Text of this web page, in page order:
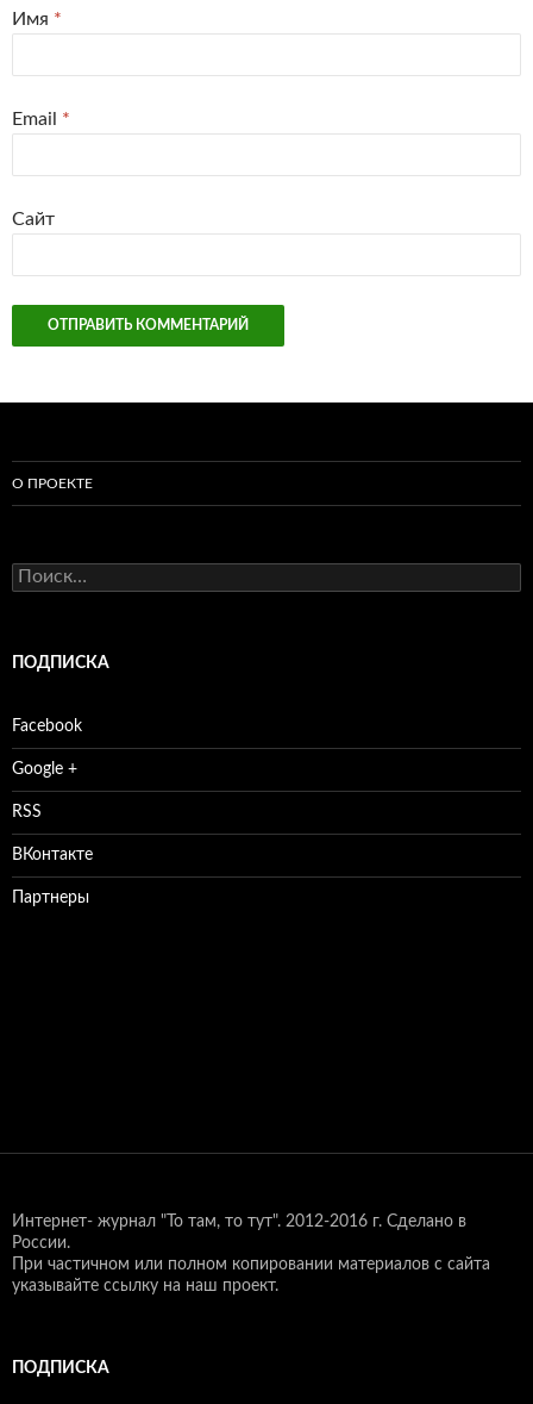
Имя *
Email *
Сайт
О ПРОЕКТЕ
Найти:
ПОДПИСКА
Facebook
Google +
RSS
ВКонтакте
Партнеры
Интернет- журнал "То там, то тут". 2012-2016 г. Сделано в
России.
При частичном или полном копировании материалов с сайта
указывайте ссылку на наш проект.
ПОДПИСКА